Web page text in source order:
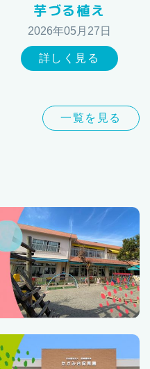
芋づる植え
2026年05月27日
詳しく見る
一覧を見る